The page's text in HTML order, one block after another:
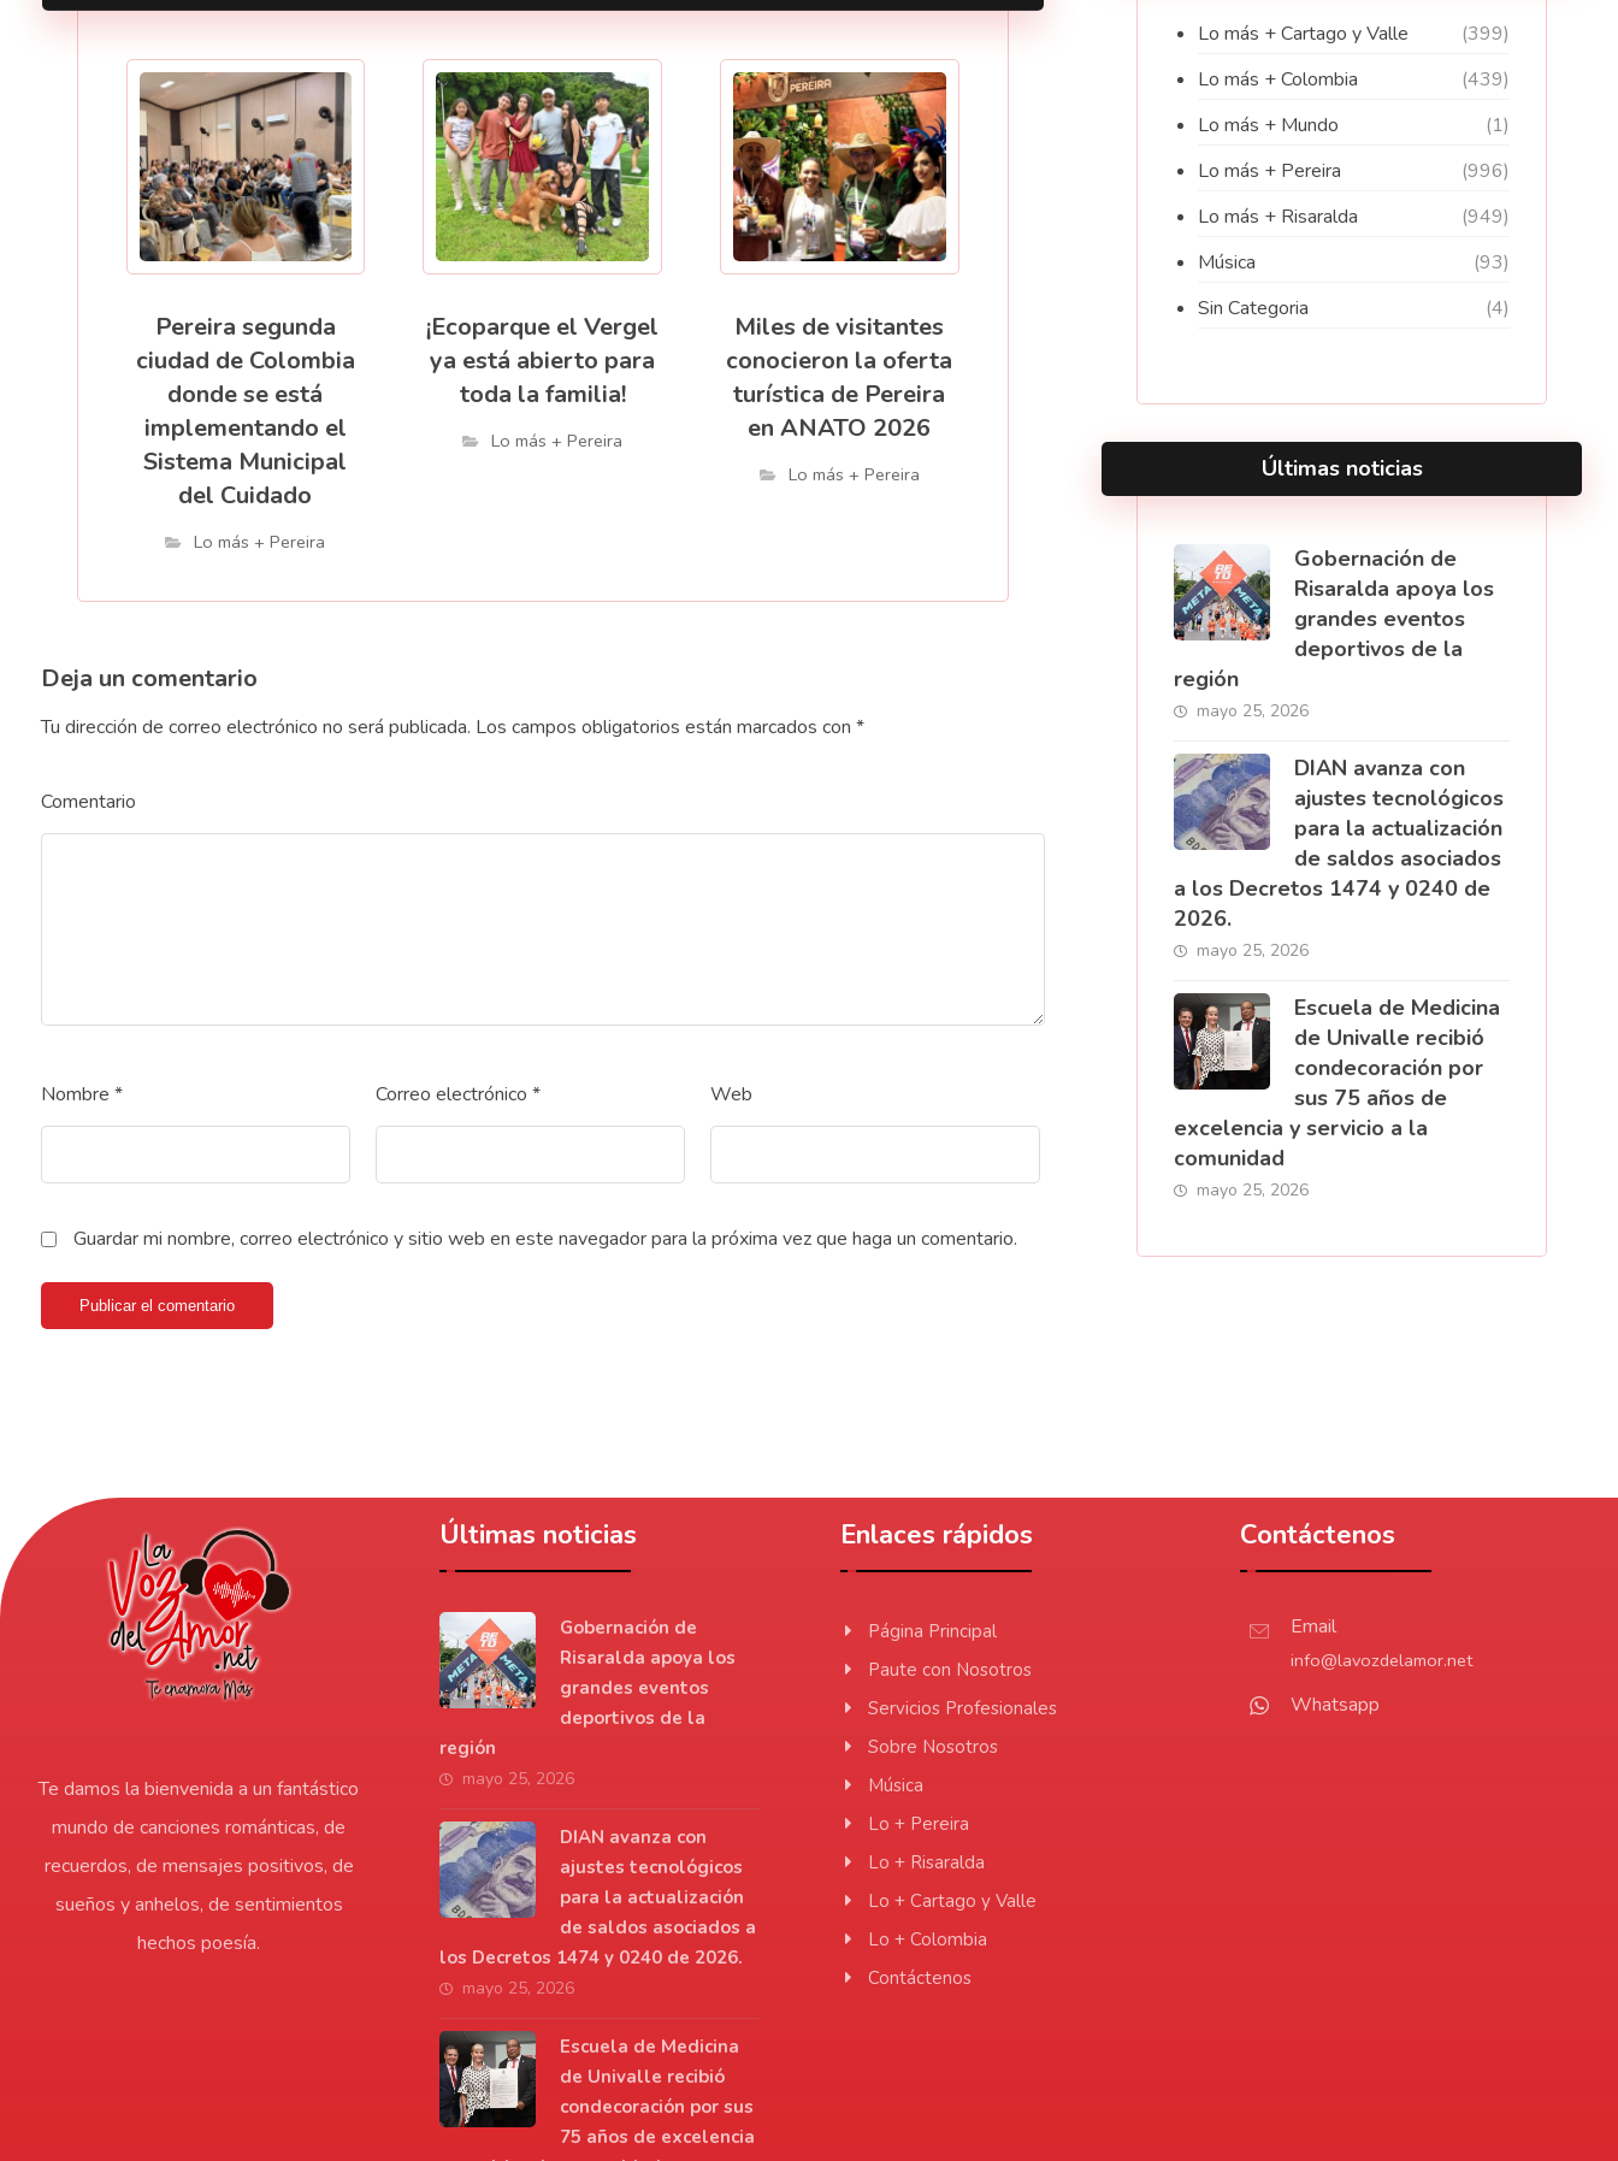
Pereira segunda
ciudad de Colombia
donde se está
implementando el
Sistema Municipal
del Cuidado
Lo más + Pereira
¡Ecoparque el Vergel
ya está abierto para
toda la familia!
Lo más + Pereira
Miles de visitantes
conocieron la oferta
turística de Pereira
en ANATO 2026
Lo más + Pereira
Deja un comentario
Tu dirección de correo electrónico no será publicada. Los campos obligatorios están marcados con *
Comentario
Nombre * Correo electrónico * Web
Guardar mi nombre, correo electrónico y sitio web en este navegador para la próxima vez que haga un comentario.
Publicar el comentario
Lo más + Cartago y Valle
(399)
Lo más + Colombia
(439)
Lo más + Mundo
(1)
Lo más + Pereira
(996)
Lo más + Risaralda
(949)
Música
(93)
Sin Categoria
(4)
Últimas noticias
Gobernación de
Risaralda apoya los
grandes eventos
deportivos de la
región
mayo 25, 2026
DIAN avanza con
ajustes tecnológicos
para la actualización
de saldos asociados
a los Decretos 1474 y 0240 de
2026.
mayo 25, 2026
Escuela de Medicina
de Univalle recibió
condecoración por
sus 75 años de
excelencia y servicio a la
comunidad
mayo 25, 2026
Te damos la bienvenida a un fantástico
mundo de canciones románticas, de
recuerdos, de mensajes positivos, de
sueños y anhelos, de sentimientos
hechos poesía.
Últimas noticias
Gobernación de
Risaralda apoya los
grandes eventos
deportivos de la
región
mayo 25, 2026
DIAN avanza con
ajustes tecnológicos
para la actualización
de saldos asociados a
los Decretos 1474 y 0240 de 2026.
mayo 25, 2026
Escuela de Medicina
de Univalle recibió
condecoración por sus
75 años de excelencia
Enlaces rápidos
Página Principal
Paute con Nosotros
Servicios Profesionales
Sobre Nosotros
Música
Lo + Pereira
Lo + Risaralda
Lo + Cartago y Valle
Lo + Colombia
Contáctenos
Contáctenos
Email
info@lavozdelamor.net
Whatsapp